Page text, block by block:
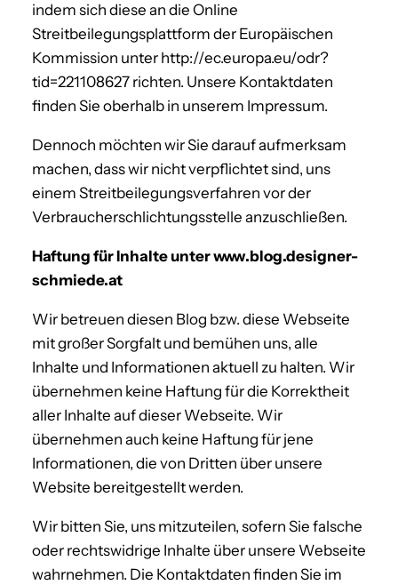
indem sich diese an die Online
Streitbeilegungsplattform der Europäischen
Kommission unter http://ec.europa.eu/odr?
tid=221108627 richten. Unsere Kontaktdaten
finden Sie oberhalb in unserem Impressum.
Dennoch möchten wir Sie darauf aufmerksam
machen, dass wir nicht verpflichtet sind, uns
einem Streitbeilegungsverfahren vor der
Verbraucherschlichtungsstelle anzuschließen.
Haftung für Inhalte unter www.blog.designer-
schmiede.at
Wir betreuen diesen Blog bzw. diese Webseite
mit großer Sorgfalt und bemühen uns, alle
Inhalte und Informationen aktuell zu halten. Wir
übernehmen keine Haftung für die Korrektheit
aller Inhalte auf dieser Webseite. Wir
übernehmen auch keine Haftung für jene
Informationen, die von Dritten über unsere
Website bereitgestellt werden.
Wir bitten Sie, uns mitzuteilen, sofern Sie falsche
oder rechtswidrige Inhalte über unsere Webseite
wahrnehmen. Die Kontaktdaten finden Sie im